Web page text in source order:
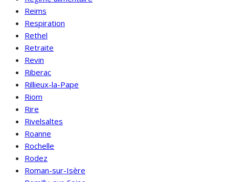
Reims
Respiration
Rethel
Retraite
Revin
Riberac
Rillieux-la-Pape
Riom
Rire
Rivelsaltes
Roanne
Rochelle
Rodez
Roman-sur-Isère